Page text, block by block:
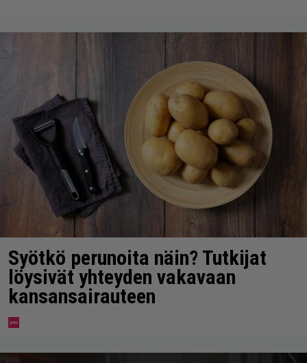
Syötkö perunoita näin? Tutkijat
löysivät yhteyden vakavaan
kansansairauteen